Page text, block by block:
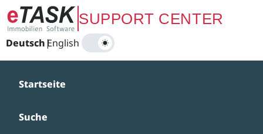
Zum Hauptinhalt springenSUPPORT CENTER
Deutsch|
English
Startseite
Suche